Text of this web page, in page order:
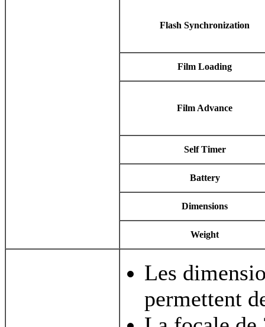
Flash Synchronization
Film Loading
Film Advance
Self Timer
Battery
Dimensions
Weight
Les
permettent